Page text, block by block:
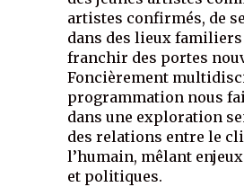
artistes confirmés, de
dans des lieux familiers
franchir des portes
Foncièrement
programmation nous
dans une exploration
des relations entre le
l’humain, mêlant
et politiques.